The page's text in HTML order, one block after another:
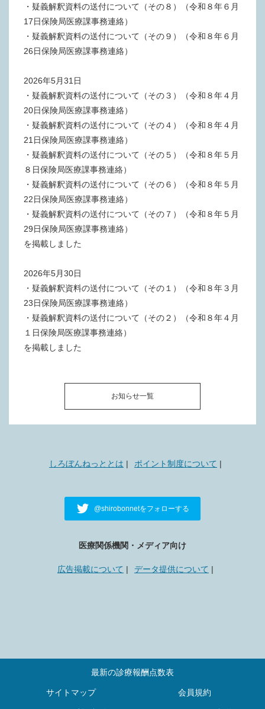
・疑義解釈資料の送付について（その８）（令和８年６月
17日保険局医療課事務連絡）
・疑義解釈資料の送付について（その９）（令和８年６月
26日保険局医療課事務連絡）
2026年5月31日
・疑義解釈資料の送付について（その３）（令和８年４月
20日保険局医療課事務連絡）
・疑義解釈資料の送付について（その４）（令和８年４月
21日保険局医療課事務連絡）
・疑義解釈資料の送付について（その５）（令和８年５月
８日保険局医療課事務連絡）
・疑義解釈資料の送付について（その６）（令和８年５月
22日保険局医療課事務連絡）
・疑義解釈資料の送付について（その７）（令和８年５月
29日保険局医療課事務連絡）
を掲載しました
2026年5月30日
・疑義解釈資料の送付について（その１）（令和８年３月
23日保険局医療課事務連絡）
・疑義解釈資料の送付について（その２）（令和８年４月
１日保険局医療課事務連絡）
を掲載しました
お知らせ一覧
しろぼんねっととは ポイント制度について
@shirobonnetをフォローする
医療関係機関・メディア向け
広告掲載について データ提供について
最新の診療報酬点数表
サイトマップ 会員規約